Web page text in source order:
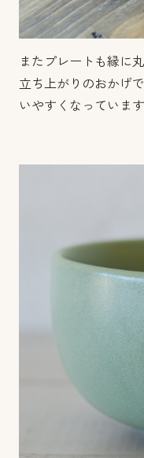
またプレートも縁に
立ち上がりのおかげ
いやすくなっています